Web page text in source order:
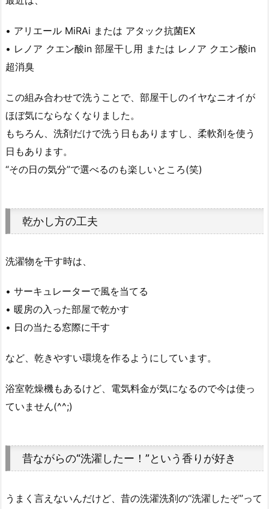
• アリエール MiRAi または アタック抗菌EX
• レノア クエン酸in 部屋干し用 または レノア クエン酸in
超消臭
この組み合わせで洗うことで、部屋干しのイヤなニオイが
ほぼ気にならなくなりました。
もちろん、洗剤だけで洗う日もありますし、柔軟剤を使う
日もあります。
“その日の気分”で選べるのも楽しいところ(笑)
乾かし方の工夫
洗濯物を干す時は、
• サーキュレーターで風を当てる
• 暖房の入った部屋で乾かす
• 日の当たる窓際に干す
など、乾きやすい環境を作るようにしています。
浴室乾燥機もあるけど、電気料金が気になるので今は使っ
ていません(^^;)
昔ながらの“洗濯したー！”という香りが好き
うまく言えないんだけど、昔の洗濯洗剤の“洗濯したぞ”って